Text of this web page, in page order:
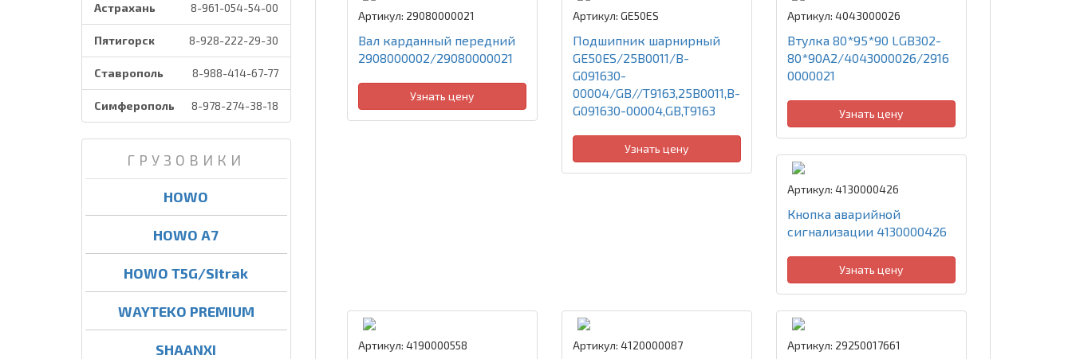
Астрахань 8-961-054-54-00
Пятигорск 8-928-222-29-30
Ставрополь 8-988-414-67-77
Симферополь 8-978-274-38-18
ГРУЗОВИКИ
HOWO
HOWO A7
HOWO T5G/Sitrak
WAYTEKO PREMIUM
SHAANXI
Артикул: 29080000021
Вал карданный передний
2908000002/29080000021
Узнать цену
Артикул: GE50ES
Подшипник шарнирный
GE50ES/25B0011/B-
G091630-
00004/GB//T9163,25B0011,B-
G091630-00004,GB,T9163
Узнать цену
Артикул: 4043000026
Втулка 80*95*90 LGB302-
80*90A2/4043000026/2916
0000021
Узнать цену
Артикул: 4130000426
Кнопка аварийной
сигнализации 4130000426
Узнать цену
Артикул: 4190000558 Артикул: 4120000087 Артикул: 29250017661